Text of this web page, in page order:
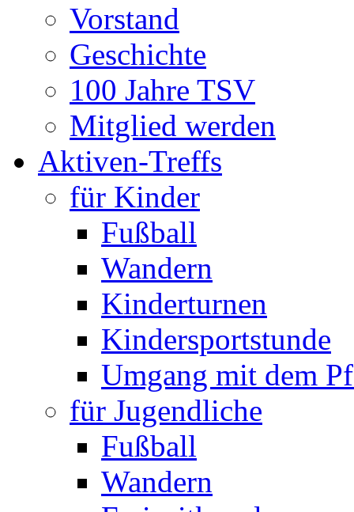
Vorstand
Geschichte
100 Jahre TSV
Mitglied werden
Aktiven-Treffs
für Kinder
Fußball
Wandern
Kinderturnen
Kindersportstunde
Umgang mit dem
für Jugendliche
Fußball
Wandern